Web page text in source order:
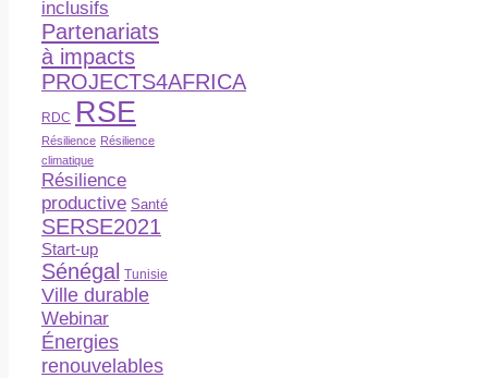
inclusifs
Partenariats
à impacts
PROJECTS4AFRICA
RDC RSE
Résilience Résilience
climatique
Résilience
productive Santé
SERSE2021
Start-up
Sénégal Tunisie
Ville durable
Webinar
Énergies
renouvelables